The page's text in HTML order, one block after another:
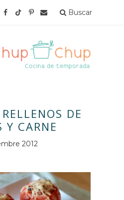
Buscar
DE
Y CARNE
2012